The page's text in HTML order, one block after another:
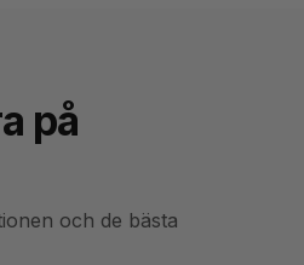
på
och de bästa